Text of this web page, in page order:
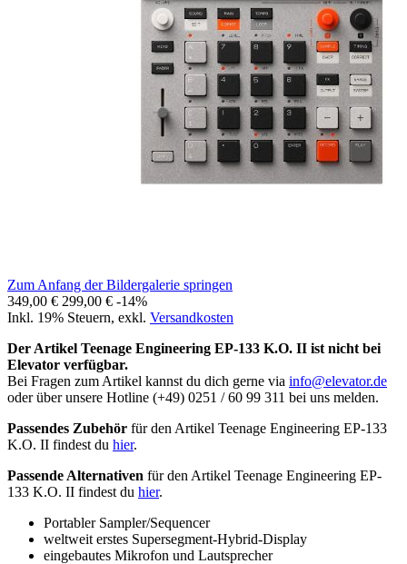
Zum Anfang der Bildergalerie springen
349,00 € 299,00 € -14%
Inkl. 19% Steuern, exkl. Versandkosten
Der Artikel Teenage Engineering EP-133 K.O. II ist nicht bei
Elevator verfügbar.
Bei Fragen zum Artikel kannst du dich gerne via info@elevator.de
oder über unsere Hotline (+49) 0251 / 60 99 311 bei uns melden.
Passendes Zubehör für den Artikel Teenage Engineering EP-133
K.O. II findest du hier.
Passende Alternativen für den Artikel Teenage Engineering EP-
133 K.O. II findest du hier.
Portabler Sampler/Sequencer
weltweit erstes Supersegment-Hybrid-Display
eingebautes Mikrofon und Lautsprecher